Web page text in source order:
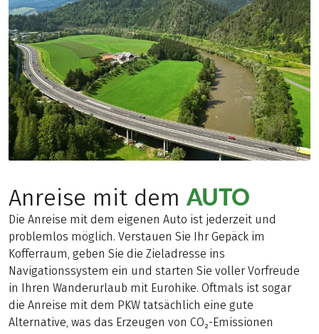
Anreise mit dem AUTO
Die Anreise mit dem eigenen Auto ist jederzeit und
problemlos möglich. Verstauen Sie Ihr Gepäck im
Kofferraum, geben Sie die Zieladresse ins
Navigationssystem ein und starten Sie voller Vorfreude
in Ihren Wanderurlaub mit Eurohike. Oftmals ist sogar
die Anreise mit dem PKW tatsächlich eine gute
Alternative, was das Erzeugen von CO₂-Emissionen